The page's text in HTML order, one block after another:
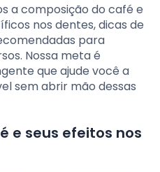
a composição do café e
nos dentes, dicas de
para
Nossa meta é
que ajude você a
sem abrir mão dessas
e seus efeitos nos